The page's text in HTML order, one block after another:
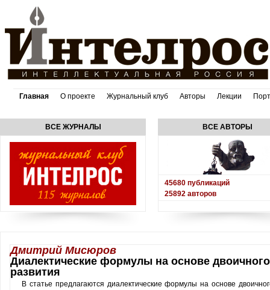
Главная О проекте Журнальный клуб Авторы Лекции
ВСЕ ЖУРНАЛЫ ВСЕ АВТОРЫ
45680 публикаций
25892 авторов
Дмитрий Мисюров
Диалектические формулы на основе
развития
В статье предлагаются диалектические формулы на основе